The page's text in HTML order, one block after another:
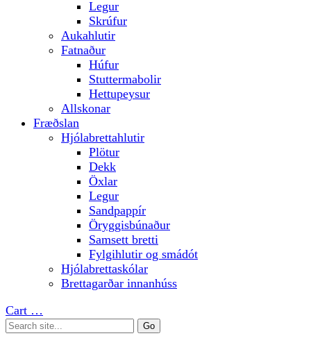
Legur
Skrúfur
Aukahlutir
Fatnaður
Húfur
Stuttermabolir
Hettupeysur
Allskonar
Fræðslan
Hjólabrettahlutir
Plötur
Dekk
Öxlar
Legur
Sandpappír
Öryggisbúnaður
Samsett bretti
Fylgihlutir og smádót
Hjólabrettaskólar
Brettagarðar innanhúss
Cart …